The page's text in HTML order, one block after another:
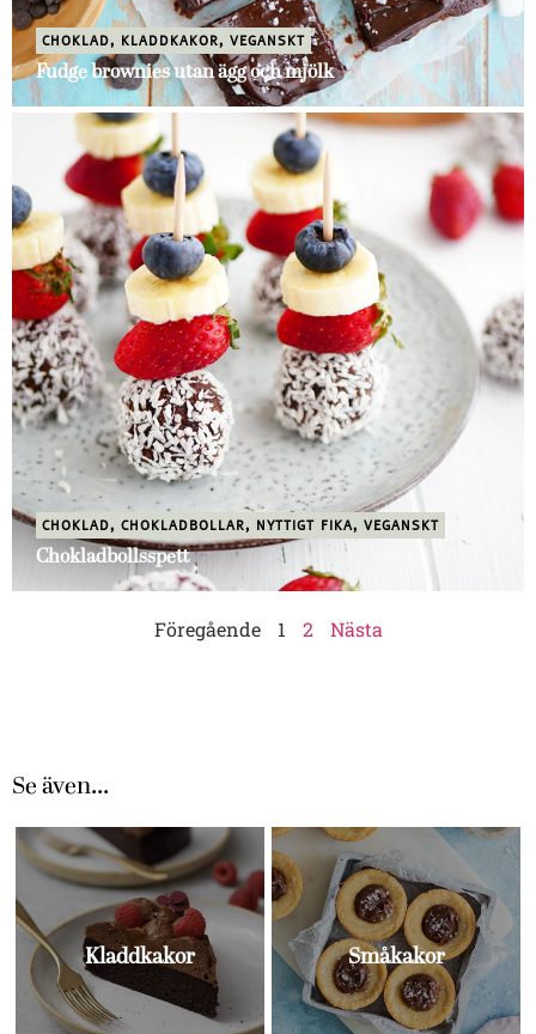
CHOKLAD, KLADDKAKOR, VEGANSKT
Fudge brownies utan ägg och mjölk
CHOKLAD, CHOKLADBOLLAR, NYTTIGT FIKA, VEGANSKT
Chokladbollsspett
Föregående 1 2 Nästa
Se även...
Kladdkakor Småkakor